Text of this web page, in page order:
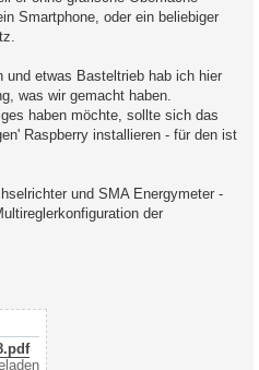
Smartphone, oder ein beliebiger
und etwas Basteltrieb hab ich hier
was wir gemacht haben.
haben möchte, sollte sich das
Raspberry installieren - für den ist
und SMA Energymeter -
der